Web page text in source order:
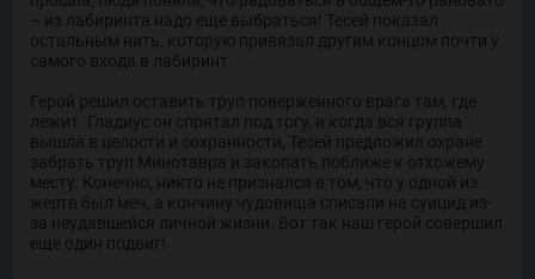
– из лабиринта надо еще выбраться! Тесей показал
остальным нить, которую привязал другим концом почти у
самого входа в лабиринт.
Герой решил оставить труп поверженного врага там, где
лежит. Гладиус он спрятал под тогу, и когда вся группа
вышла в целости и сохранности, Тесей предложил охране
забрать труп Минотавра и закопать поближе к отхожему
месту. Конечно, никто не признался в том, что у одной из
жертв был меч, а кончину чудовища списали на суицид из-
за неудавшейся личной жизни. Вот так наш герой совершил
еще один подвиг!